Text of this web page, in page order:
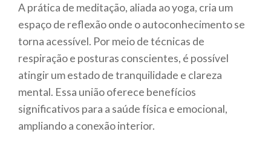
A prática de meditação, aliada ao yoga, cria um
espaço de reflexão onde o autoconhecimento se
torna acessível. Por meio de técnicas de
respiração e posturas conscientes, é possível
atingir um estado de tranquilidade e clareza
mental. Essa união oferece benefícios
significativos para a saúde física e emocional,
ampliando a conexão interior.